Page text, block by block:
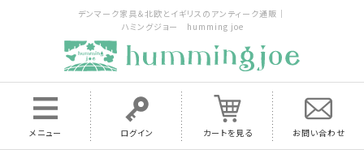
デンマーク家具＆北欧とイギリスのアンティーク通販｜
ハミングジョー humming joe
メニュー ログイン カートを見る お問い合わせ